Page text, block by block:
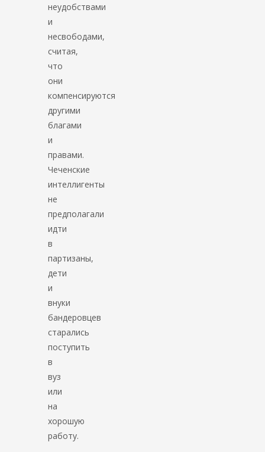
неудобствами
и
несвободами,
считая,
что
они
компенсируются
другими
благами
и
правами.
Чеченские
интеллигенты
не
предполагали
идти
в
партизаны,
дети
и
внуки
бандеровцев
старались
поступить
в
вуз
или
на
хорошую
работу.